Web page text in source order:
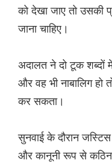
को देखा जाए तो उसकी
जाना चाहिए।
अदालत ने दो टूक शब्दों
और वह भी नाबालिग हो
कर सकता।
सुनवाई के दौरान जस्टिस
और कानूनी रूप से